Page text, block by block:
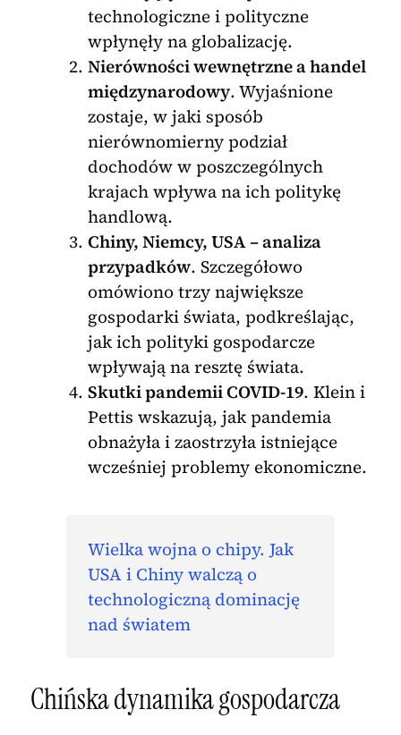
technologiczne i polityczne
wpłynęły na globalizację.
Nierówności wewnętrzne a handel
międzynarodowy. Wyjaśnione
zostaje, w jaki sposób
nierównomierny podział
dochodów w poszczególnych
krajach wpływa na ich politykę
handlową.
Chiny, Niemcy, USA – analiza
przypadków. Szczegółowo
omówiono trzy największe
gospodarki świata, podkreślając,
jak ich polityki gospodarcze
wpływają na resztę świata.
Skutki pandemii COVID-19. Klein i
Pettis wskazują, jak pandemia
obnażyła i zaostrzyła istniejące
wcześniej problemy ekonomiczne.
Wielka wojna o chipy. Jak
USA i Chiny walczą o
technologiczną dominację
nad światem
Chińska dynamika gospodarcza